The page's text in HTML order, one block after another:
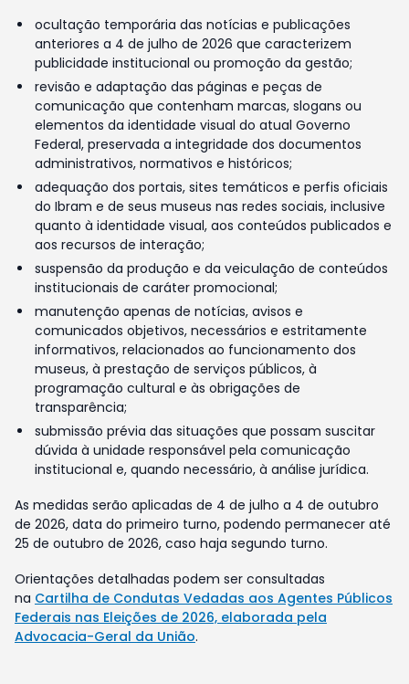
ocultação temporária das notícias e publicações
anteriores a 4 de julho de 2026 que caracterizem
publicidade institucional ou promoção da gestão;
revisão e adaptação das páginas e peças de
comunicação que contenham marcas, slogans ou
elementos da identidade visual do atual Governo
Federal, preservada a integridade dos documentos
administrativos, normativos e históricos;
adequação dos portais, sites temáticos e perfis oficiais
do Ibram e de seus museus nas redes sociais, inclusive
quanto à identidade visual, aos conteúdos publicados e
aos recursos de interação;
suspensão da produção e da veiculação de conteúdos
institucionais de caráter promocional;
manutenção apenas de notícias, avisos e
comunicados objetivos, necessários e estritamente
informativos, relacionados ao funcionamento dos
museus, à prestação de serviços públicos, à
programação cultural e às obrigações de
transparência;
submissão prévia das situações que possam suscitar
dúvida à unidade responsável pela comunicação
institucional e, quando necessário, à análise jurídica.
As medidas serão aplicadas de 4 de julho a 4 de outubro
de 2026, data do primeiro turno, podendo permanecer até
25 de outubro de 2026, caso haja segundo turno.
Orientações detalhadas podem ser consultadas
na Cartilha de Condutas Vedadas aos Agentes Públicos
Federais nas Eleições de 2026, elaborada pela
Advocacia-Geral da União.